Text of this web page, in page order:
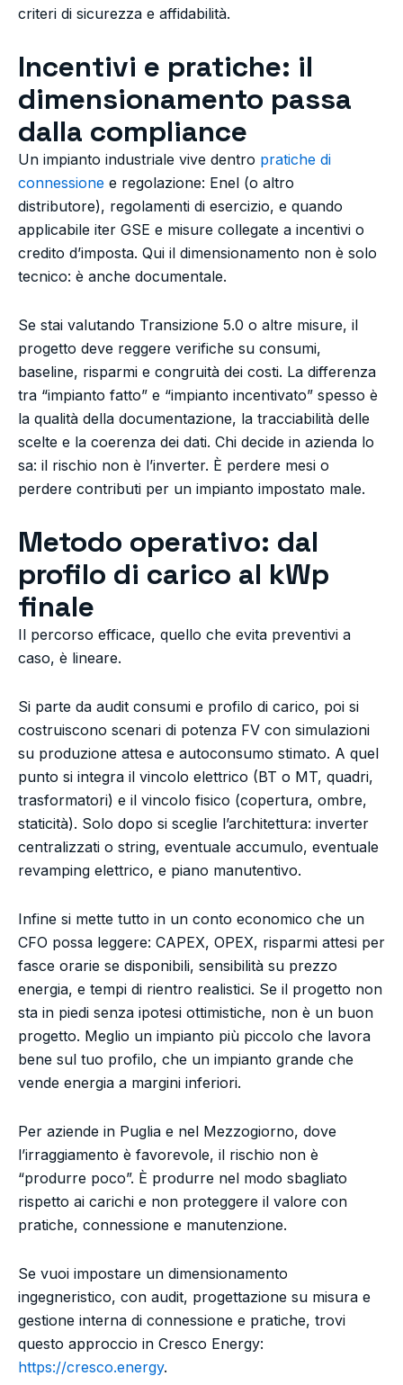
criteri di sicurezza e affidabilità.
Incentivi e pratiche: il
dimensionamento passa
dalla compliance
Un impianto industriale vive dentro pratiche di
connessione e regolazione: Enel (o altro
distributore), regolamenti di esercizio, e quando
applicabile iter GSE e misure collegate a incentivi o
credito d’imposta. Qui il dimensionamento non è solo
tecnico: è anche documentale.
Se stai valutando Transizione 5.0 o altre misure, il
progetto deve reggere verifiche su consumi,
baseline, risparmi e congruità dei costi. La differenza
tra “impianto fatto” e “impianto incentivato” spesso è
la qualità della documentazione, la tracciabilità delle
scelte e la coerenza dei dati. Chi decide in azienda lo
sa: il rischio non è l’inverter. È perdere mesi o
perdere contributi per un impianto impostato male.
Metodo operativo: dal
profilo di carico al kWp
finale
Il percorso efficace, quello che evita preventivi a
caso, è lineare.
Si parte da audit consumi e profilo di carico, poi si
costruiscono scenari di potenza FV con simulazioni
su produzione attesa e autoconsumo stimato. A quel
punto si integra il vincolo elettrico (BT o MT, quadri,
trasformatori) e il vincolo fisico (copertura, ombre,
staticità). Solo dopo si sceglie l’architettura: inverter
centralizzati o string, eventuale accumulo, eventuale
revamping elettrico, e piano manutentivo.
Infine si mette tutto in un conto economico che un
CFO possa leggere: CAPEX, OPEX, risparmi attesi per
fasce orarie se disponibili, sensibilità su prezzo
energia, e tempi di rientro realistici. Se il progetto non
sta in piedi senza ipotesi ottimistiche, non è un buon
progetto. Meglio un impianto più piccolo che lavora
bene sul tuo profilo, che un impianto grande che
vende energia a margini inferiori.
Per aziende in Puglia e nel Mezzogiorno, dove
l’irraggiamento è favorevole, il rischio non è
“produrre poco”. È produrre nel modo sbagliato
rispetto ai carichi e non proteggere il valore con
pratiche, connessione e manutenzione.
Se vuoi impostare un dimensionamento
ingegneristico, con audit, progettazione su misura e
gestione interna di connessione e pratiche, trovi
questo approccio in Cresco Energy:
https://cresco.energy.